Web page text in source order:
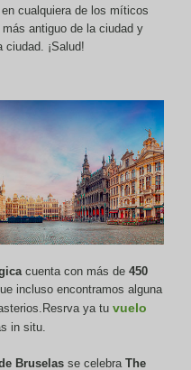
cualquiera de los míticos
más antiguo de la ciudad y
¡Salud!
cuenta con más de 450
incluso encontramos alguna
ya tu vuelo
in situ.
Bruselas se celebra The